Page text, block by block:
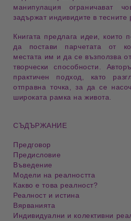
манипулация ограничават
задържат индивидите в тесните
Книгата предлага идеи, които
да постави парчетата от
местата им и да се възползва
творческиспособности
практичен подход, като
отправна точка, за да се
широката рамка наживота
СЪДЪРЖАНИЕ
Предговор
Предисловие
Въведение
Модели на реалността
Какво е това реалност?
Реалност и истина
Вярванията
Индивидуални и колективни